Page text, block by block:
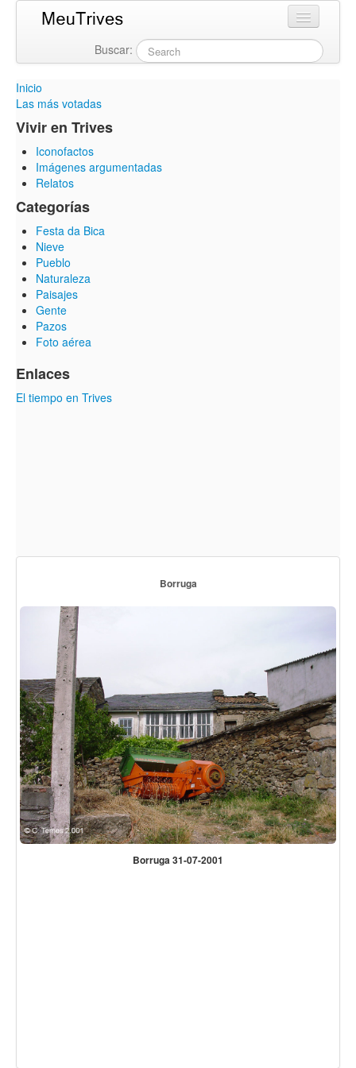
Buscar:
Inicio
Las más votadas
Vivir en Trives
Iconofactos
Imágenes argumentadas
Relatos
Categorías
Festa da Bica
Nieve
Pueblo
Naturaleza
Paisajes
Gente
Pazos
Foto aérea
Enlaces
El tiempo en Trives
Borruga
Borruga 31-07-2001